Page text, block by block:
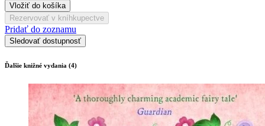
Vložiť do košíka
Rezervovať v kníhkupectve
Pridať do zoznamu
Sledovať dostupnosť
Ďalšie knižné vydania (4)